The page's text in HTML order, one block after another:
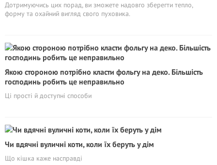
Дотримуючись цих порад, ви зможете надовго зберегти тепло,
форму та охайний вигляд свого пуховика.
Якою стороною потрібно класти фольгу на деко. Більшість
господинь робить це неправильно
Ці прості й доступні способи
Чи вдячні вуличні коти, коли їх беруть у дім
Що кішка каже насправді